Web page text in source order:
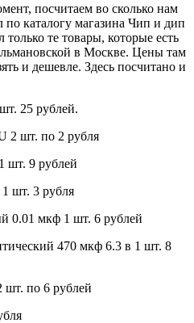
посчитаем во сколько нам
по каталогу магазина Чип и дип
те товары, которые есть
в Москве. Цены там
и дешевле. Здесь посчитано и
25 рублей.
2 шт. по 2 рубля
шт. 9 рублей
шт. 3 рубля
0.01 мкф 1 шт. 6 рублей
470 мкф 6.3 в 1 шт. 8
шт. по 6 рублей